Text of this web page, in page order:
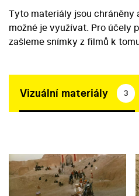
Tyto materiály jsou chráněny
možné je využívat. Pro účely
zašleme snímky z filmů k
Vizuální materiály 3